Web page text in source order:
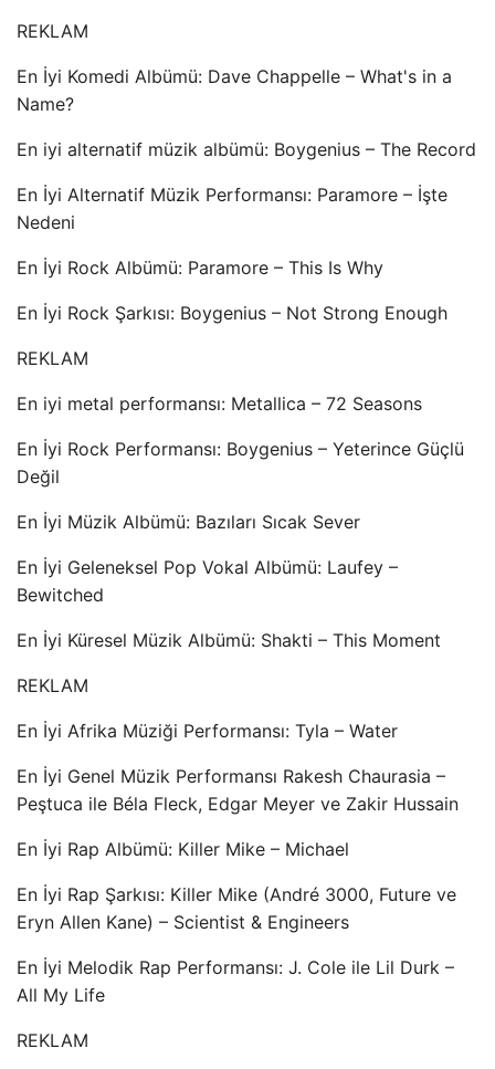
REKLAM
En İyi Komedi Albümü: Dave Chappelle – What's in a
Name?
En iyi alternatif müzik albümü: Boygenius – The Record
En İyi Alternatif Müzik Performansı: Paramore – İşte
Nedeni
En İyi Rock Albümü: Paramore – This Is Why
En İyi Rock Şarkısı: Boygenius – Not Strong Enough
REKLAM
En iyi metal performansı: Metallica – 72 Seasons
En İyi Rock Performansı: Boygenius – Yeterince Güçlü
Değil
En İyi Müzik Albümü: Bazıları Sıcak Sever
En İyi Geleneksel Pop Vokal Albümü: Laufey –
Bewitched
En İyi Küresel Müzik Albümü: Shakti – This Moment
REKLAM
En İyi Afrika Müziği Performansı: Tyla – Water
En İyi Genel Müzik Performansı Rakesh Chaurasia –
Peştuca ile Béla Fleck, Edgar Meyer ve Zakir Hussain
En İyi Rap Albümü: Killer Mike – Michael
En İyi Rap Şarkısı: Killer Mike (André 3000, Future ve
Eryn Allen Kane) – Scientist & Engineers
En İyi Melodik Rap Performansı: J. Cole ile Lil Durk –
All My Life
REKLAM